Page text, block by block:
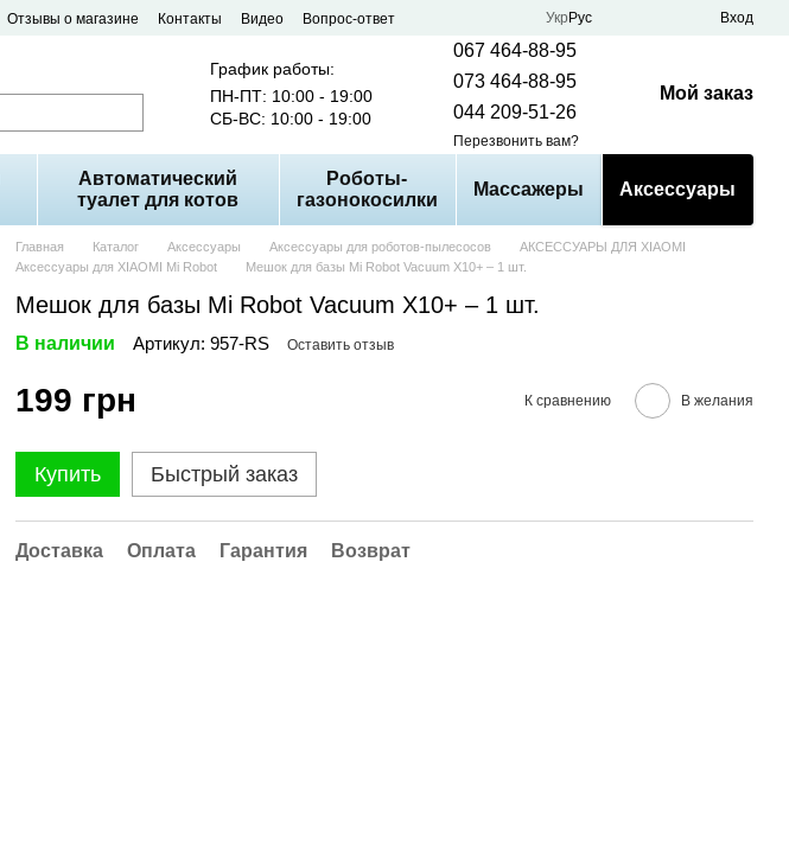
Отзывы о магазине Контакты Видео
Вопрос-ответ
Укр Рус Вход
График работы:
ПН-ПТ: 10:00 - 19:00
СБ-ВС: 10:00 - 19:00
067 464-88-95
073 464-88-95
044 209-51-26
Перезвонить вам?
Мой заказ
Автоматический
туалет для котов
Роботы-
газонокосилки
Массажеры Аксессуары
Главная Каталог Аксессуары Аксессуары для роботов-пылесосов
АКСЕССУАРЫ ДЛЯ XIAOMI
Аксессуары для XIAOMI Mi Robot
Мешок для базы Mi Robot Vacuum X10+ – 1 шт.
Мешок для базы Mi Robot Vacuum X10+ – 1 шт.
В наличии Артикул: 957-RS Оставить отзыв
199 грн К сравнению В желания
Купить Быстрый заказ
Доставка Оплата Гарантия Возврат